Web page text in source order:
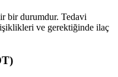
bir durumdur. Tedavi
ve gerektiğinde ilaç